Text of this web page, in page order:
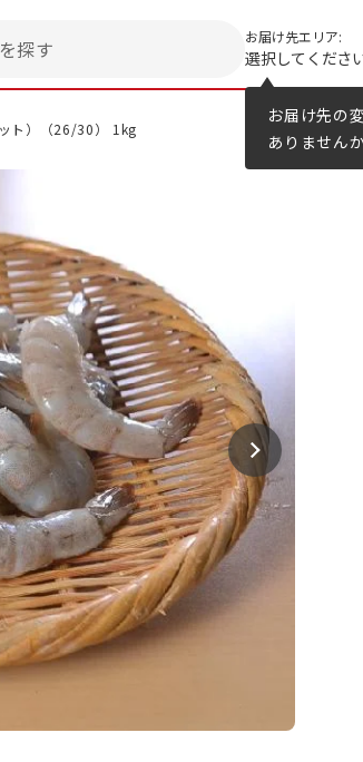
お届け先の
ありません
探す お届け先エリア:
選択してくださ
ト）（26/30） 1kg